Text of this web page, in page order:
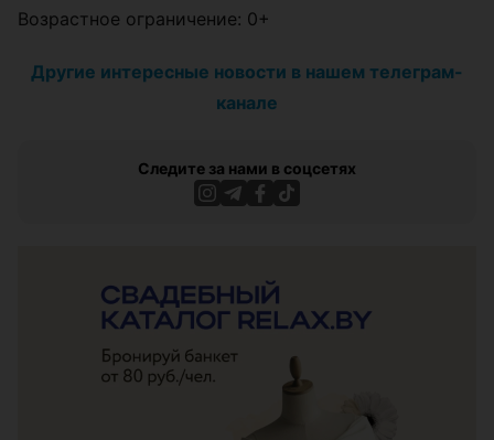
Возрастное ограничение: 0+
Другие интересные новости в нашем телеграм-
канале
Следите за нами в соцсетях